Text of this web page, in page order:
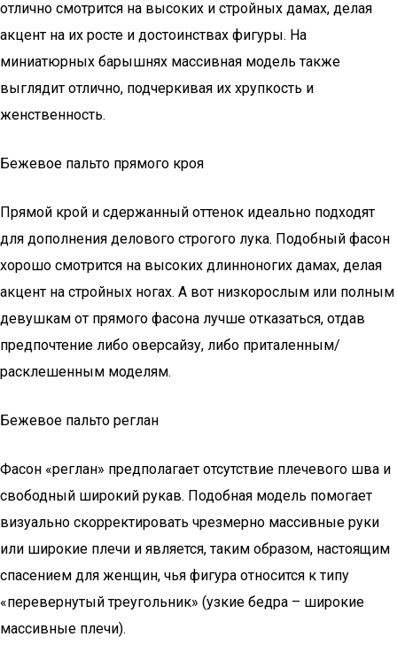
отлично смотрится на высоких и стройных дамах, делая
акцент на их росте и достоинствах фигуры. На
миниатюрных барышнях массивная модель также
выглядит отлично, подчеркивая их хрупкость и
женственность.
Бежевое пальто прямого кроя
Прямой крой и сдержанный оттенок идеально подходят
для дополнения делового строгого лука. Подобный фасон
хорошо смотрится на высоких длинноногих дамах, делая
акцент на стройных ногах. А вот низкорослым или полным
девушкам от прямого фасона лучше отказаться, отдав
предпочтение либо оверсайзу, либо приталенным/
расклешенным моделям.
Бежевое пальто реглан
Фасон «реглан» предполагает отсутствие плечевого шва и
свободный широкий рукав. Подобная модель помогает
визуально скорректировать чрезмерно массивные руки
или широкие плечи и является, таким образом, настоящим
спасением для женщин, чья фигура относится к типу
«перевернутый треугольник» (узкие бедра – широкие
массивные плечи).